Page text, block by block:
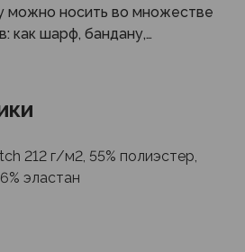
можно носить во множестве
как шарф, бандану,
других.
212 г/м2, 55% полиэстер,
эластан